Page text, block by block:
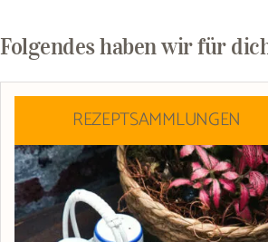
Folgendes haben wir für
REZEPTSAMMLUNGEN